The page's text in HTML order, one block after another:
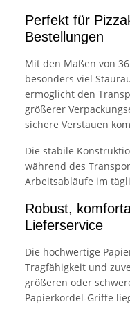
Perfekt für
Bestellungen
Mit den Maßen von
besonders viel
ermöglicht den
größerer
sichere Verstauen
Die stabile
während des
Arbeitsabläufe im
Robust,
Lieferservice
Die hochwertige
Tragfähigkeit und
größeren oder
Papierkordel-Griffe